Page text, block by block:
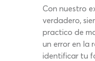
Con nuestro
verdadero,
practico de
un error en la
identificar tu